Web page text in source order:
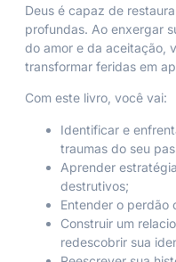
Deus é capaz de
profundas. Ao enxergar
do amor e da aceitação,
transformar feridas em
Com este livro, você vai:
Identificar e
traumas do seu
Aprender
destrutivos;
Entender o perdão
Construir um
redescobrir sua